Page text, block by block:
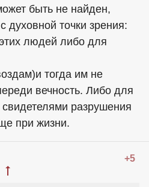
быть не найден,
духовной точки зрения:
людей либо для
тогда им не
вечность. Либо для
разрушения
при жизни.
+5